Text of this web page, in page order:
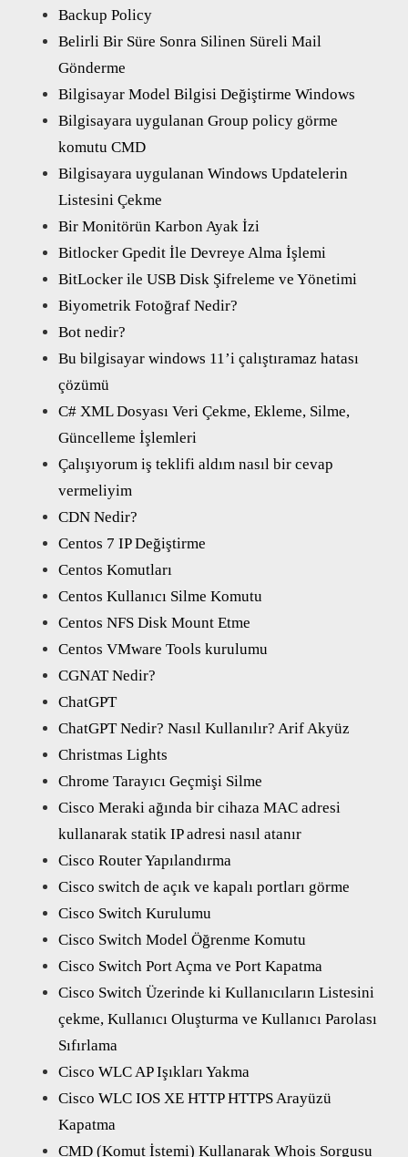
Backup Policy
Belirli Bir Süre Sonra Silinen Süreli Mail
Gönderme
Bilgisayar Model Bilgisi Değiştirme Windows
Bilgisayara uygulanan Group policy görme
komutu CMD
Bilgisayara uygulanan Windows Updatelerin
Listesini Çekme
Bir Monitörün Karbon Ayak İzi
Bitlocker Gpedit İle Devreye Alma İşlemi
BitLocker ile USB Disk Şifreleme ve Yönetimi
Biyometrik Fotoğraf Nedir?
Bot nedir?
Bu bilgisayar windows 11’i çalıştıramaz hatası
çözümü
C# XML Dosyası Veri Çekme, Ekleme, Silme,
Güncelleme İşlemleri
Çalışıyorum iş teklifi aldım nasıl bir cevap
vermeliyim
CDN Nedir?
Centos 7 IP Değiştirme
Centos Komutları
Centos Kullanıcı Silme Komutu
Centos NFS Disk Mount Etme
Centos VMware Tools kurulumu
CGNAT Nedir?
ChatGPT
ChatGPT Nedir? Nasıl Kullanılır? Arif Akyüz
Christmas Lights
Chrome Tarayıcı Geçmişi Silme
Cisco Meraki ağında bir cihaza MAC adresi
kullanarak statik IP adresi nasıl atanır
Cisco Router Yapılandırma
Cisco switch de açık ve kapalı portları görme
Cisco Switch Kurulumu
Cisco Switch Model Öğrenme Komutu
Cisco Switch Port Açma ve Port Kapatma
Cisco Switch Üzerinde ki Kullanıcıların Listesini
çekme, Kullanıcı Oluşturma ve Kullanıcı Parolası
Sıfırlama
Cisco WLC AP Işıkları Yakma
Cisco WLC IOS XE HTTP HTTPS Arayüzü
Kapatma
CMD (Komut İstemi) Kullanarak Whois Sorgusu